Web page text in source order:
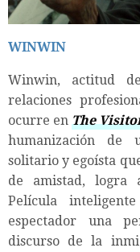
WINWIN
Winwin, actitud
relaciones
ocurre en The
humanización de
solitario y egoísta
de amistad, logra
Película
espectador una
discurso de la